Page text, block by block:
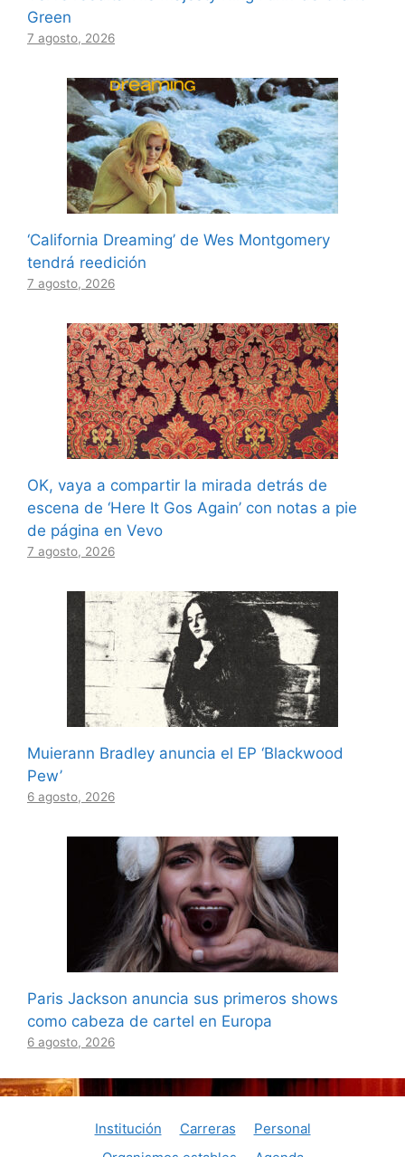
Green
7 agosto, 2026
‘California Dreaming’ de Wes Montgomery
tendrá reedición
7 agosto, 2026
OK, vaya a compartir la mirada detrás de
escena de ‘Here It Gos Again’ con notas a pie
de página en Vevo
7 agosto, 2026
Muierann Bradley anuncia el EP ‘Blackwood
Pew’
6 agosto, 2026
Paris Jackson anuncia sus primeros shows
como cabeza de cartel en Europa
6 agosto, 2026
Institución Carreras
Personal